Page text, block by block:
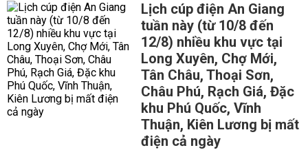
Lịch cúp điện An Giang
tuần này (từ 10/8 đến
12/8) nhiều khu vực tại
Long Xuyên, Chợ Mới,
Tân Châu, Thoại Sơn,
Châu Phú, Rạch Giá, Đặc
khu Phú Quốc, Vĩnh
Thuận, Kiên Lương bị mất
điện cả ngày